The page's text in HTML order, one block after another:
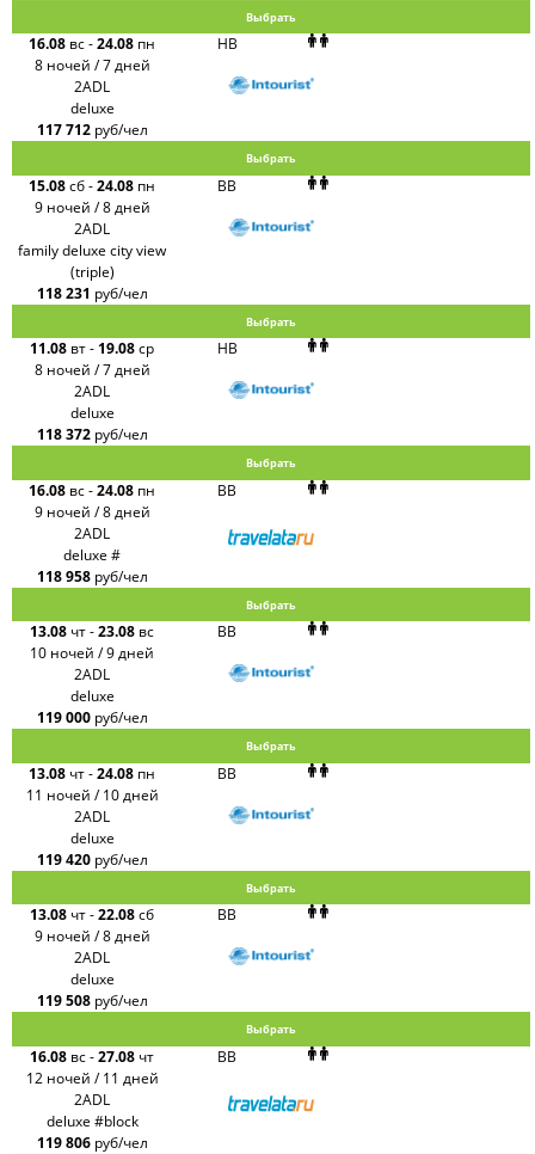
Выбрать
16.08 вс-24.08 пн
8 ночей / 7 дней
HB
2ADL
deluxe
117 712 руб/чел
Выбрать
15.08сб-24.08 пн
9 ночей / 8 дней
BB
2ADL
family deluxe city view
(triple)
118 231 руб/чел
Выбрать
11.08 вт- 19.08ср
8 ночей / 7 дней
HB
2ADL
deluxe
118 372 руб/чел
Выбрать
16.08 вс-24.08 пн
9 ночей / 8 дней
BB
2ADL
deluxe #
118 958 руб/чел
Выбрать
13.08 чт-23.08 вс
10 ночей / 9 дней
BB
2ADL
deluxe
119 000 руб/чел
Выбрать
13.08 чт-24.08 пн
11 ночей / 10 дней
BB
2ADL
deluxe
119 420 руб/чел
Выбрать
13.08 чт-22.08сб
9 ночей / 8 дней
BB
2ADL
deluxe
119 508 руб/чел
Выбрать
16.08 вс-27.08 чт
12 ночей / 11 дней
BB
2ADL
deluxe #block
119 806 руб/чел